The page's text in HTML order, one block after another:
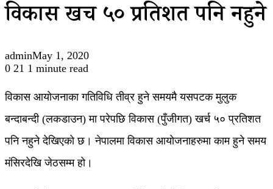
विकास खर्च ५० प्रतिशत पनि नहुने
adminMay 1, 2020
0 21 1 minute read
विकास आयोजनाका गतिविधि तीव्र हुने समयमै यसपटक मुलुक
बन्दाबन्दी (लकडाउन) मा परेपछि विकास (पुँजीगत) खर्च ५० प्रतिशत
पनि नहुने देखिएको छ। नेपालमा विकास आयोजनाहरुमा काम हुने समय
मंसिरदेखि जेठसम्म हो।